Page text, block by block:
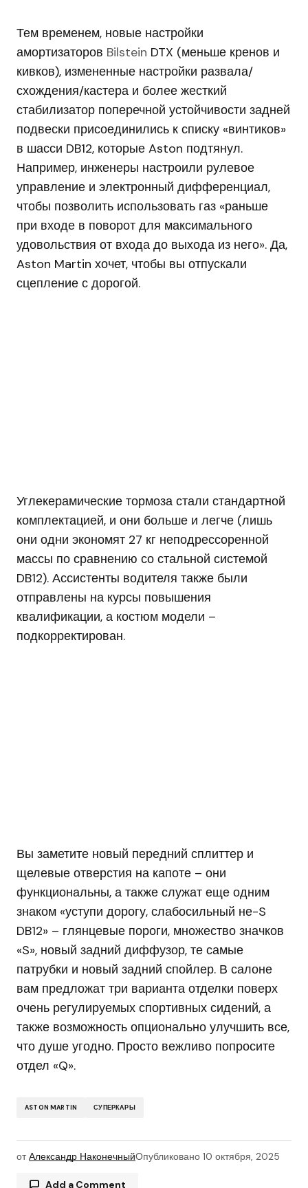
Тем временем, новые настройки
амортизаторов Bilstein DTX (меньше кренов и
кивков), измененные настройки развала/
схождения/кастера и более жесткий
стабилизатор поперечной устойчивости задней
подвески присоединились к списку «винтиков»
в шасси DB12, которые Aston подтянул.
Например, инженеры настроили рулевое
управление и электронный дифференциал,
чтобы позволить использовать газ «раньше
при входе в поворот для максимального
удовольствия от входа до выхода из него». Да,
Aston Martin хочет, чтобы вы отпускали
сцепление с дорогой.
Углекерамические тормоза стали стандартной
комплектацией, и они больше и легче (лишь
они одни экономят 27 кг неподрессоренной
массы по сравнению со стальной системой
DB12). Ассистенты водителя также были
отправлены на курсы повышения
квалификации, а костюм модели –
подкорректирован.
Вы заметите новый передний сплиттер и
щелевые отверстия на капоте – они
функциональны, а также служат еще одним
знаком «уступи дорогу, слабосильный не-S
DB12» – глянцевые пороги, множество значков
«S», новый задний диффузор, те самые
патрубки и новый задний спойлер. В салоне
вам предложат три варианта отделки поверх
очень регулируемых спортивных сидений, а
также возможность опционально улучшить все,
что душе угодно. Просто вежливо попросите
отдел «Q».
ASTON MARTIN СУПЕРКАРЫ
от Александр НаконечныйОпубликовано 10 октября, 2025
Add a Comment